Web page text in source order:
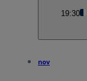
19:30
nov